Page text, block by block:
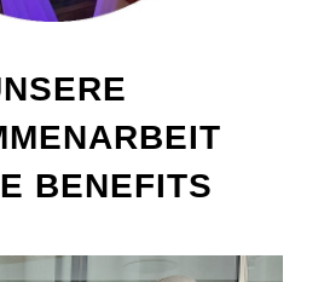
BENEFITS